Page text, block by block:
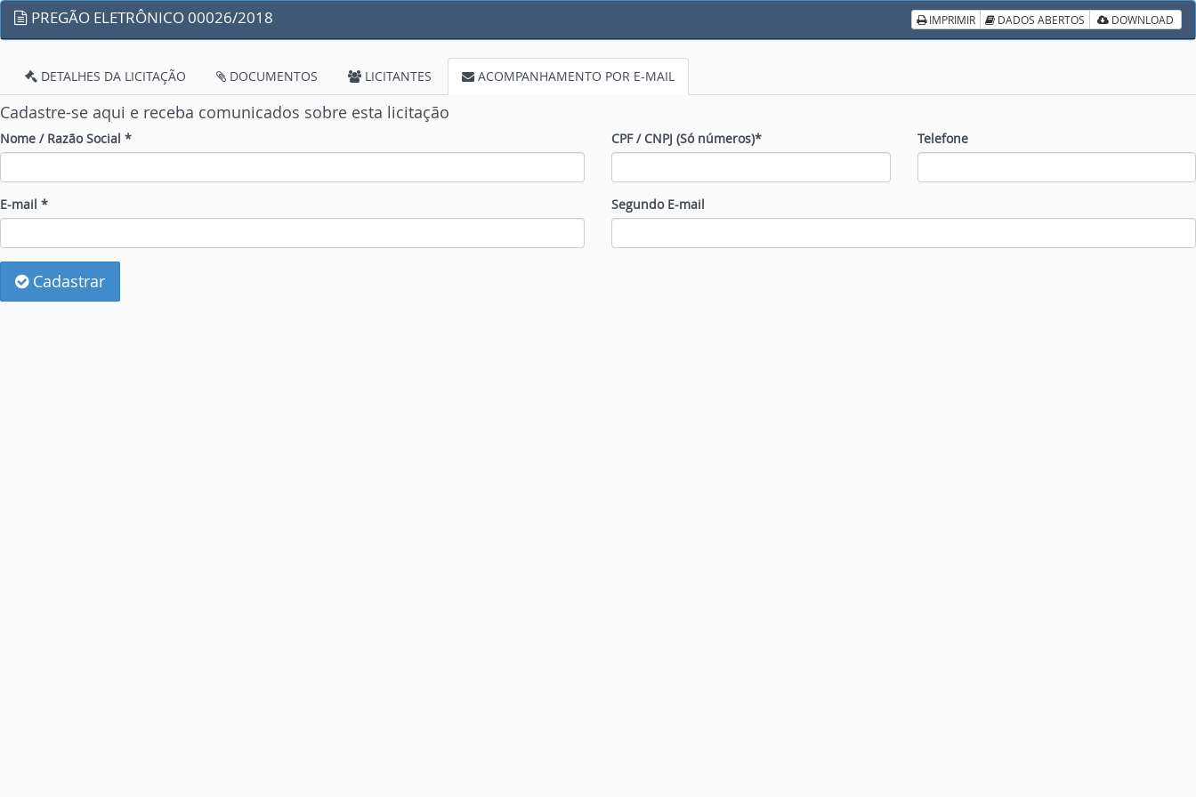
PREGÃO ELETRÔNICO 00026/2018 IMPRIMIR DADOS ABERTOS DOWNLOAD
DETALHES DA LICITAÇÃO DOCUMENTOS LICITANTES ACOMPANHAMENTO POR E-MAIL
Cadastre-se aqui e receba comunicados sobre esta licitação
Nome / Razão Social * CPF / CNPJ (Só números)* Telefone
E-mail * Segundo E-mail
Cadastrar